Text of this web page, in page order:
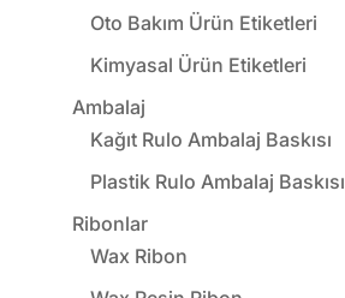
Oto Bakım Ürün Etiketleri
Kimyasal Ürün Etiketleri
Ambalaj
Kağıt Rulo Ambalaj Baskısı
Plastik Rulo Ambalaj Baskısı
Ribonlar
Wax Ribon